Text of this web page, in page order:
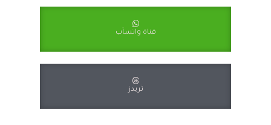
قناة واتسآب
ثريدز